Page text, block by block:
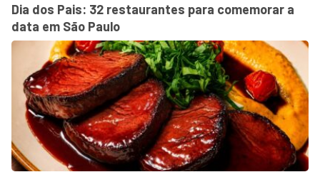
Dia dos Pais: 32 restaurantes para comemorar a
data em São Paulo